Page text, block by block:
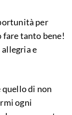
per
fare tanto bene!
allegria e
di non
ogni